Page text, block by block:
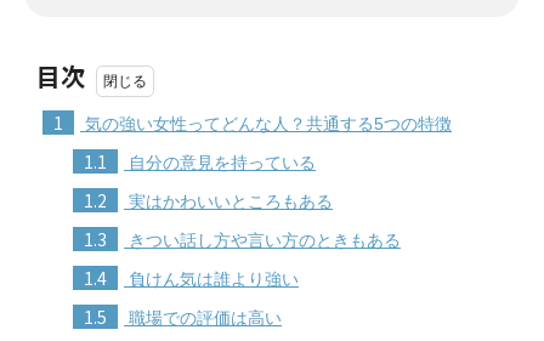
目次
1 気の強い女性ってどんな人？共通する5つの特徴
1.1 自分の意見を持っている
1.2 実はかわいいところもある
1.3 きつい話し方や言い方のときもある
1.4 負けん気は誰より強い
1.5 職場での評価は高い